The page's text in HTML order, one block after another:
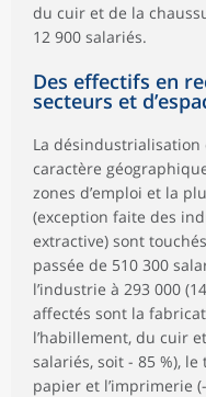
du cuir et de la
12 900 salariés.
Des effectifs en
secteurs et
La désindustrialisation
caractère
zones d’emploi et la
(exception faite des
extractive) sont
passée de 510 300
l’industrie à 293 000
affectés sont la
l’habillement, du cuir
salariés, soit - 85 %),
papier et l’imprimerie